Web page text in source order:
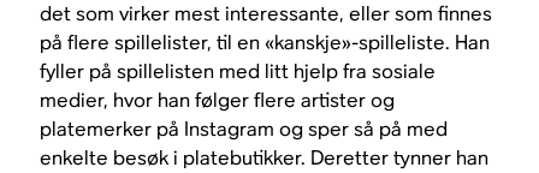
det som virker mest interessante, eller som finnes
på flere spillelister, til en «kanskje»-spilleliste. Han
fyller på spillelisten med litt hjelp fra sosiale
medier, hvor han følger flere artister og
platemerker på Instagram og sper så på med
enkelte besøk i platebutikker. Deretter tynner han